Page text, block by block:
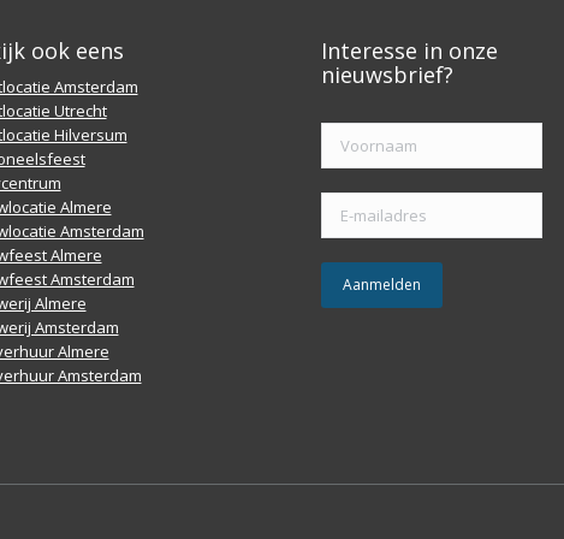
ook eens
Amsterdam
Utrecht
Hilversum
Almere
Amsterdam
Almere
Amsterdam
Almere
Amsterdam
Almere
Amsterdam
Interesse in onze
nieuwsbrief?